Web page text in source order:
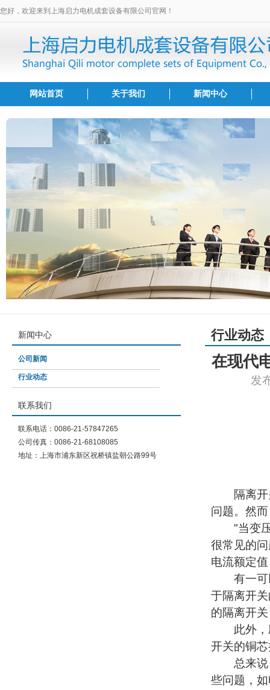
您好，欢迎来到上海启力电机成套设备有限公司官网！
网站首页 关于我们 新闻中心
新闻中心
公司新闻
行业动态
联系我们
联系电话：0086-21-57847265
公司传真：0086-21-68108085
地址：上海市浦东新区祝桥镇盐朝公路99号
行业动态
在现代
发
隔离开关
问题。然
"当变压
很常见的
电流额定
有一可以
于隔离开
的隔离开
此外，应
开关的铜
总来说
些问题，